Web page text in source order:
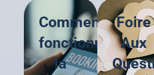
Comment
fonctionne
la
Foire
Aux